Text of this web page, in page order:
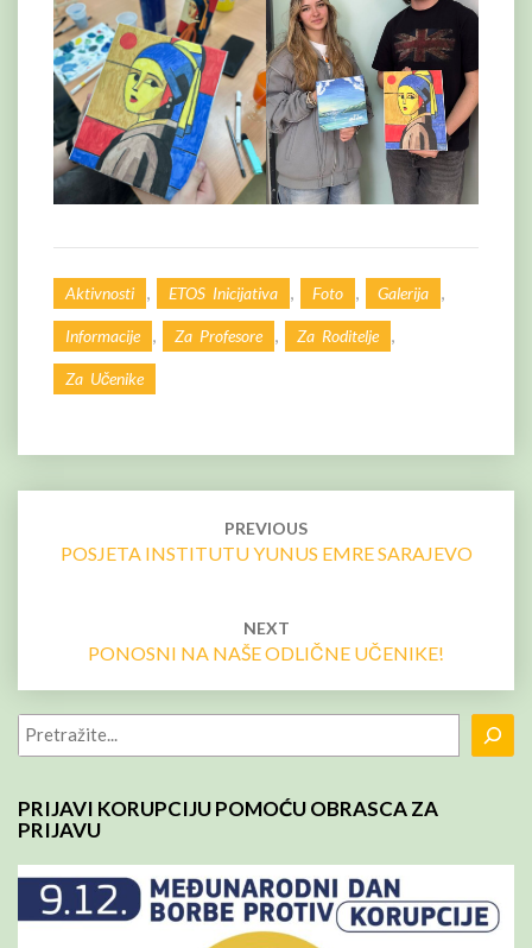
Aktivnosti , ETOS Inicijativa , Foto , Galerija ,
Informacije , Za Profesore , Za Roditelje ,
Za Učenike
PREVIOUS
POSJETA INSTITUTU YUNUS EMRE SARAJEVO
NEXT
PONOSNI NA NAŠE ODLIČNE UČENIKE!
Pretraga
PRIJAVI KORUPCIJU POMOĆU OBRASCA ZA
PRIJAVU